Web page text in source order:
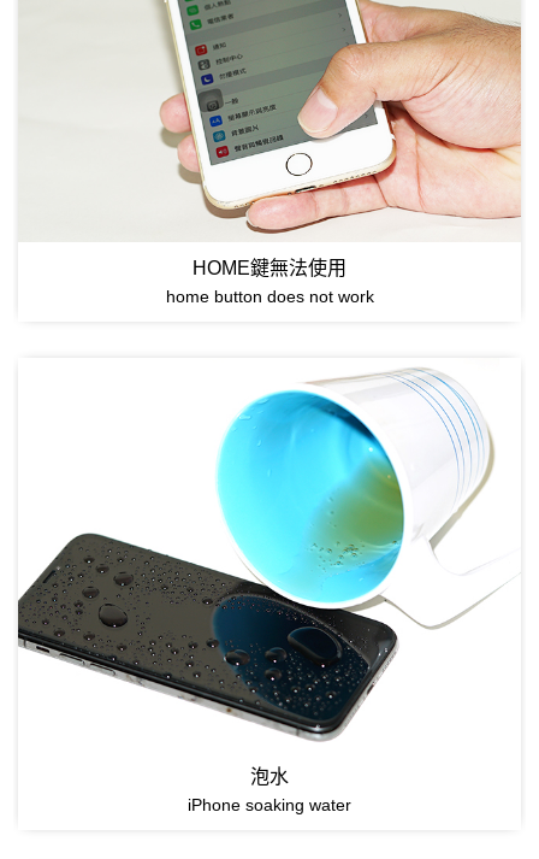
HOME鍵無法使用
home button does not work
泡水
iPhone soaking water